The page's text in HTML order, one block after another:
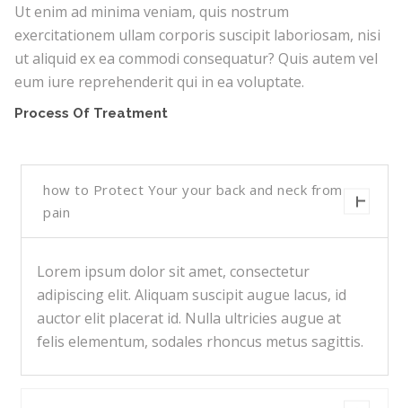
Ut enim ad minima veniam, quis nostrum
exercitationem ullam corporis suscipit laboriosam, nisi
ut aliquid ex ea commodi consequatur? Quis autem vel
eum iure reprehenderit qui in ea voluptate.
Process Of Treatment
how to Protect Your your back and neck from
pain
Lorem ipsum dolor sit amet, consectetur
adipiscing elit. Aliquam suscipit augue lacus, id
auctor elit placerat id. Nulla ultricies augue at
felis elementum, sodales rhoncus metus sagittis.